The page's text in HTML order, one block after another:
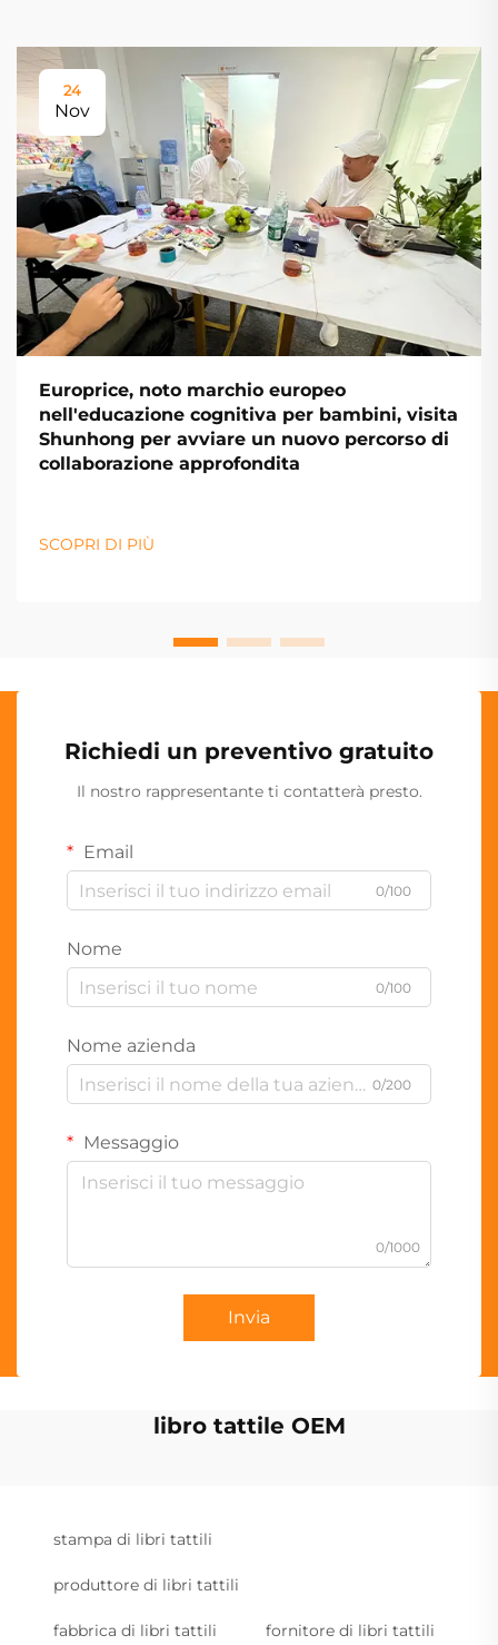
24
Nov
Europrice, noto marchio europeo
nell'educazione cognitiva per bambini, visita
Shunhong per avviare un nuovo percorso di
collaborazione approfondita
SCOPRI DI PIÙ
Richiedi un preventivo gratuito
Il nostro rappresentante ti contatterà presto.
Email
0/100
Nome
0/100
Nome azienda
0/200
Messaggio
0/1000
Invia
libro tattile OEM
stampa di libri tattili
produttore di libri tattili
fabbrica di libri tattili fornitore di libri tattili